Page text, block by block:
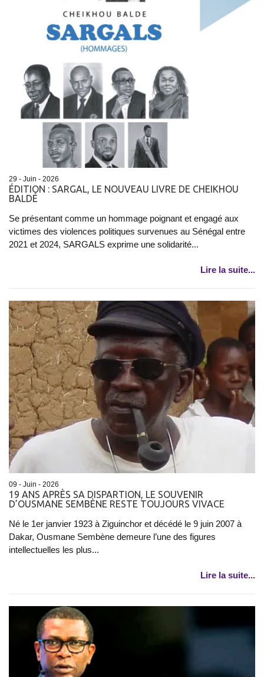
29 - Juin - 2026
ÉDITION : SARGAL, LE NOUVEAU LIVRE DE CHEIKHOU
BALDÉ
Se présentant comme un hommage poignant et engagé aux
victimes des violences politiques survenues au Sénégal entre
2021 et 2024, SARGALS exprime une solidarité...
Lire la suite...
09 - Juin - 2026
19 ANS APRÈS SA DISPARTION, LE SOUVENIR
D’OUSMANE SEMBÈNE RESTE TOUJOURS VIVACE
Né le 1er janvier 1923 à Ziguinchor et décédé le 9 juin 2007 à
Dakar, Ousmane Sembène demeure l’une des figures
intellectuelles les plus...
Lire la suite...